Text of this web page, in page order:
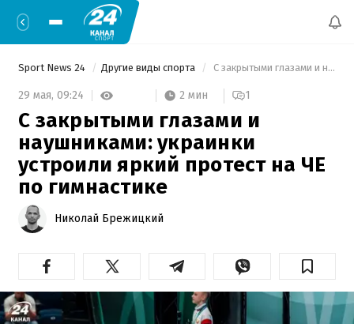
Sport News 24 Другие виды спорта С закрытыми глазами и наушниками: украинки устроили яркий протест на ЧЕ по гимнастике
29 мая, 09:24 2 мин 1
С закрытыми глазами и
наушниками: украинки
устроили яркий протест на ЧЕ
по гимнастике
Николай Брежицкий